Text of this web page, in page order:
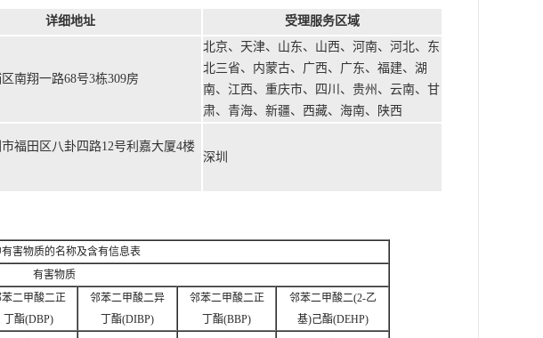
详细地址 受理服务区域
南翔一路68号3栋309房
北京、天津、山东、山西、河南、河北、东
北三省、内蒙古、广西、广东、福建、湖
南、江西、重庆市、四川、贵州、云南、甘
肃、青海、新疆、西藏、海南、陕西
福田区八卦四路12号利嘉大厦4楼
深圳
害物质的名称及含有信息表
有害物质
二甲酸二正
丁酯(DBP)
邻苯二甲酸二异
丁酯(DIBP)
邻苯二甲酸二正
丁酯(BBP)
邻苯二甲酸二(2-乙
基)己酯(DEHP)